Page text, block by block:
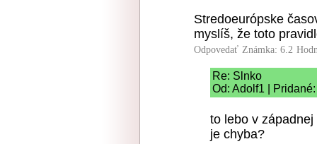
Stredoeurópske
myslíš, že toto
Odpovedať Známka: 6.2
Re: Slnko
Od: Adolf1 |
to lebo v
je chyba?